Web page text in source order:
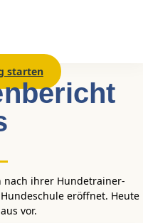
starten
nach ihrer Hundetrainer-
eröffnet. Heute
vor.